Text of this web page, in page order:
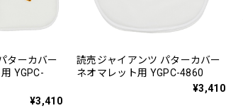
ターカバー
YGPC-
¥3,410
読売ジャイアンツ パターカバー
ネオマレット用 YGPC-4860
¥3,410